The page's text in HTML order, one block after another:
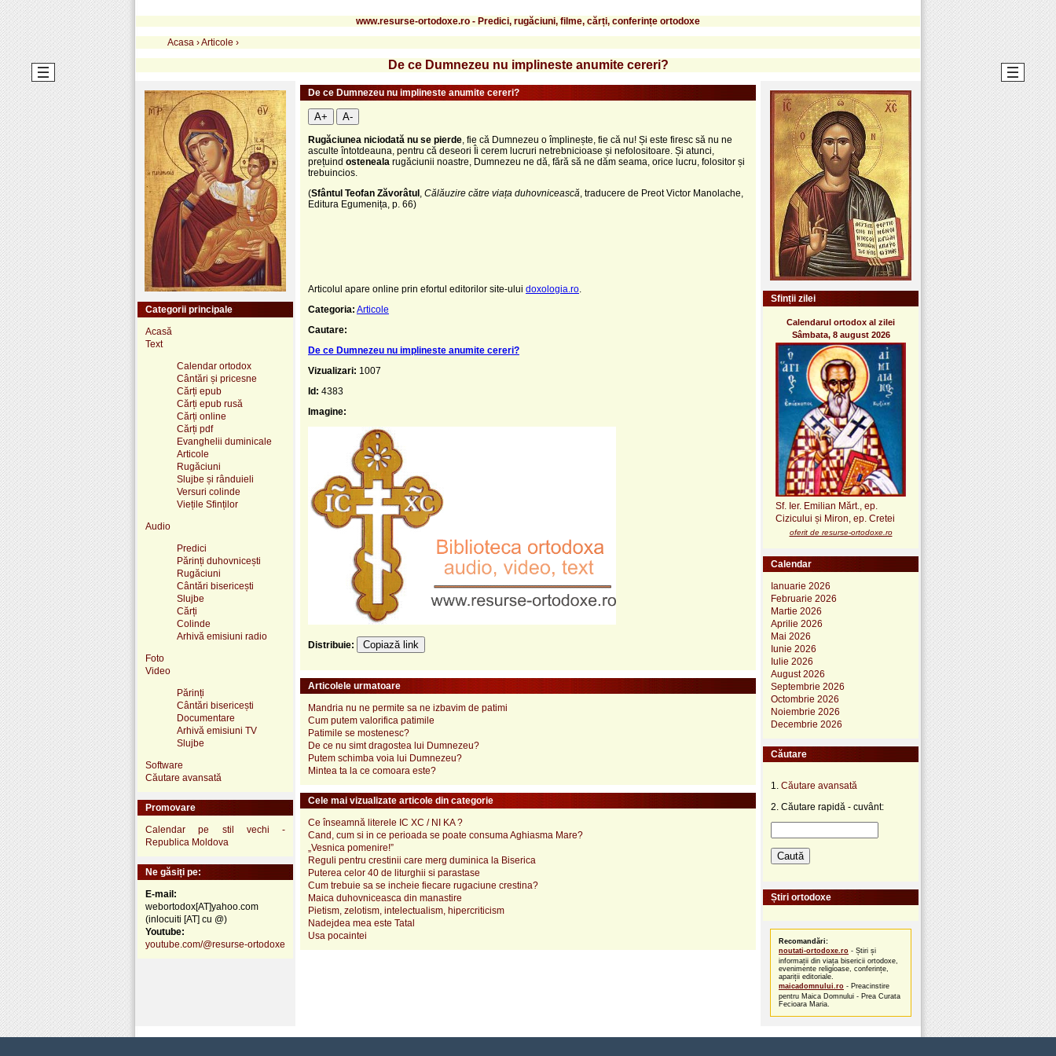
www.resurse-ortodoxe.ro - Predici, rugăciuni, filme, cărți, conferințe ortodoxe
Acasa ›Articole ›
De ce Dumnezeu nu implineste anumite cereri?
De ce Dumnezeu nu implineste anumite cereri?
A+ A-
Rugăciunea niciodată nu se pierde , fie că Dumnezeu o împlinește, fie că nu! Și este firesc să nu ne
asculte întotdeauna, pentru că deseori Îi cerem lucruri netrebnicioase și nefolositoare. Și atunci,
prețuind osteneala rugăciunii noastre, Dumnezeu ne dă, fără să ne dăm seama, orice lucru, folositor și
trebuincios.
(Sfântul Teofan Zăvorâtul Călăuzire către viața duhovnicească , traducere de Preot Victor Manolache,
Editura Egumenița, p. 66)
Articolul apare online prin efortul editorilor site-ului doxologia.ro
Categoria: Articole
Cautare:
De ce Dumnezeu nu implineste anumite cereri?
Vizualizari: 1007
Id: 4383
Imagine:
Distribuie: Copiază link
Articolele urmatoare
Mandria nu ne permite sa ne izbavim de patimi
Cum putem valorifica patimile
Patimile se mostenesc?
De ce nu simt dragostea lui Dumnezeu?
Putem schimba voia lui Dumnezeu?
Mintea ta la ce comoara este?
Cele mai vizualizate articole din categorie
Ce înseamnă literele IC XC / NI KA ?
Cand, cum si in ce perioada se poate consuma Aghiasma Mare?
„Vesnica pomenire!”
Reguli pentru crestinii care merg duminica la Biserica
Puterea celor 40 de liturghii si parastase
Cum trebuie sa se incheie fiecare rugaciune crestina?
Maica duhovniceasca din manastire
Pietism, zelotism, intelectualism, hipercriticism
Nadejdea mea este Tatal
Usa pocaintei
Categorii principale
Acasă
Text
Calendar ortodox
Cântări și pricesne
Cărți epub
Cărți epub rusă
Cărți online
Cărți pdf
Evanghelii duminicale
Articole
Rugăciuni
Slujbe și rânduieli
Versuri colinde
Viețile Sfinților
Audio
Predici
Părinți duhovnicești
Rugăciuni
Cântări bisericești
Slujbe
Cărți
Colinde
Arhivă emisiuni radio
Foto
Video
Părinți
Cântări bisericești
Documentare
Arhivă emisiuni TV
Slujbe
Software
Căutare avansată
Promovare
Calendar pe stil vechi -
Republica Moldova
Ne găsiți pe:
E-mail:
webortodox[AT]yahoo.com
(inlocuiti [AT] cu @)
Youtube:
youtube.com/@resurse-ortodoxe
Sfinții zilei
Calendarul ortodox al zilei
Sâmbata, 8 august 2026
Sf. Ier. Emilian Mărt., ep.
Cizicului și Miron, ep. Cretei
oferit de resurse-ortodoxe.ro
Calendar
Ianuarie 2026
Februarie 2026
Martie 2026
Aprilie 2026
Mai 2026
Iunie 2026
Iulie 2026
August 2026
Septembrie 2026
Octombrie 2026
Noiembrie 2026
Decembrie 2026
Căutare
1. Căutare avansată
2. Căutare rapidă - cuvânt:
Știri ortodoxe
Recomandări:
noutati-ortodoxe.ro - Știri și
informații din viața bisericii ortodoxe,
evenimente religioase, conferințe,
apariții editoriale.
maicadomnului.ro - Preacinstire
pentru Maica Domnului - Prea Curata
Fecioara Maria.